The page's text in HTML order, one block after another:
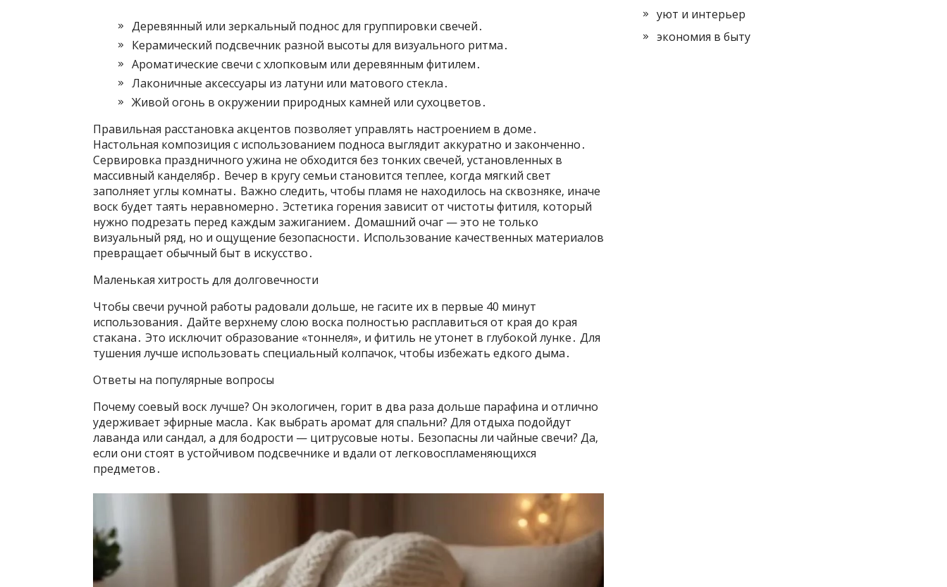
Деревянный или зеркальный поднос для группировки свечей․
Керамический подсвечник разной высоты для визуального ритма․
Ароматические свечи с хлопковым или деревянным фитилем․
Лаконичные аксессуары из латуни или матового стекла․
Живой огонь в окружении природных камней или сухоцветов․
Правильная расстановка акцентов позволяет управлять настроением в доме․
Настольная композиция с использованием подноса выглядит аккуратно и законченно․
Сервировка праздничного ужина не обходится без тонких свечей‚ установленных в
массивный канделябр․ Вечер в кругу семьи становится теплее‚ когда мягкий свет
заполняет углы комнаты․ Важно следить‚ чтобы пламя не находилось на сквозняке‚ иначе
воск будет таять неравномерно․ Эстетика горения зависит от чистоты фитиля‚ который
нужно подрезать перед каждым зажиганием․ Домашний очаг — это не только
визуальный ряд‚ но и ощущение безопасности․ Использование качественных материалов
превращает обычный быт в искусство․
Маленькая хитрость для долговечности
Чтобы свечи ручной работы радовали дольше‚ не гасите их в первые 40 минут
использования․ Дайте верхнему слою воска полностью расплавиться от края до края
стакана․ Это исключит образование «тоннеля»‚ и фитиль не утонет в глубокой лунке․ Для
тушения лучше использовать специальный колпачок‚ чтобы избежать едкого дыма․
Ответы на популярные вопросы
Почему соевый воск лучше? Он экологичен‚ горит в два раза дольше парафина и отлично
удерживает эфирные масла․ Как выбрать аромат для спальни? Для отдыха подойдут
лаванда или сандал‚ а для бодрости — цитрусовые ноты․ Безопасны ли чайные свечи? Да‚
если они стоят в устойчивом подсвечнике и вдали от легковоспламеняющихся
предметов․
уют и интерьер
экономия в быту